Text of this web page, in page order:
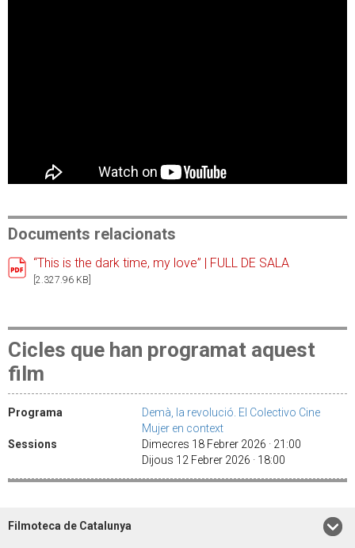
Documents relacionats
“This is the dark time, my love” | FULL DE SALA
[2.327.96 KB]
Cicles que han programat aquest
film
Programa
Demà, la revolució. El Colectivo Cine
Mujer en context
Sessions
Dimecres 18 Febrer 2026 · 21:00
Dijous 12 Febrer 2026 · 18:00
Filmoteca de Catalunya